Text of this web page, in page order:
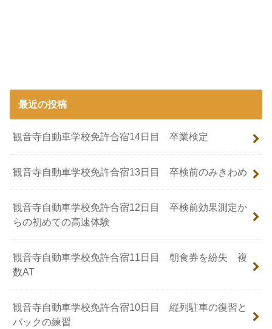
最近の投稿
観音寺自動車学校免許合宿14日目 卒業検定
観音寺自動車学校免許合宿13日目 卒検前のみきわめ
観音寺自動車学校免許合宿12日目 卒検前効果測定か
らの初めての高速体験
観音寺自動車学校免許合宿11日目 朝食券を紛失 複
数AT
観音寺自動車学校免許合宿10日目 縦列駐車の復習と
バックの練習